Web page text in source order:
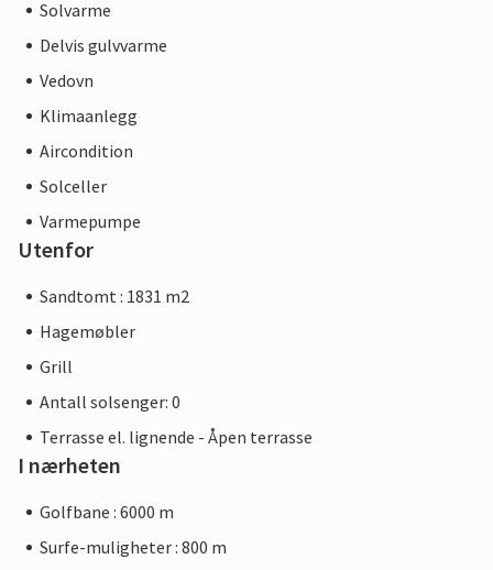
Solvarme
Delvis gulvvarme
Vedovn
Klimaanlegg
Aircondition
Solceller
Varmepumpe
Utenfor
Sandtomt : 1831 m2
Hagemøbler
Grill
Antall solsenger: 0
Terrasse el. lignende - Åpen terrasse
I nærheten
Golfbane : 6000 m
Surfe-muligheter : 800 m